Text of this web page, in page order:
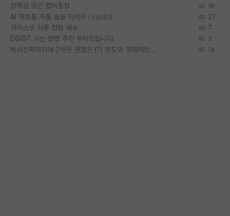
장학금 모은 랩비통장 18
AI 학회들 거품 슬슬 지적이 나오네요 27
카이스트 서류 전형 배수 7
DGIST 가는 방법 추천 부탁드립니다. 7
박사진학하기에 2억은 괜찮은 (?) 정도의 경제력인가요 14